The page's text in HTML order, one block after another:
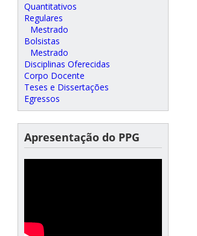
Quantitativos
Regulares
Mestrado
Bolsistas
Mestrado
Disciplinas Oferecidas
Corpo Docente
Teses e Dissertações
Egressos
Apresentação do PPG